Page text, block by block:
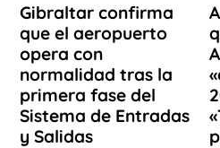
Gibraltar confirma
que el aeropuerto
opera con
normalidad tras la
primera fase del
Sistema de Entradas
y Salidas